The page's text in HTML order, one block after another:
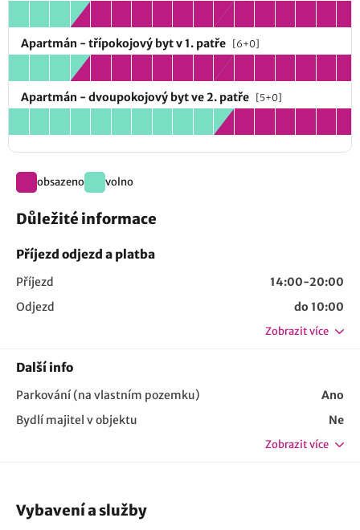
Apartmán - třípokojový byt v 1. patře [6+0]
Apartmán - dvoupokojový byt ve 2. patře [5+0]
obsazeno volno
Důležité informace
Příjezd odjezd a platba
Příjezd
14:00-20:00
Odjezd
do 10:00
Zobrazit více
Další info
Parkování (na vlastním pozemku)
Ano
Bydlí majitel v objektu
Ne
Zobrazit více
Vybavení a služby